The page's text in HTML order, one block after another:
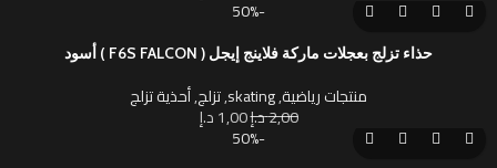
-50%
حذاء تزلج بعجلات ماركة فلاينج إيجل ( F6S FALCON ) أسود
منتجات رياضية,
skating
,تزلج,أحذية تزلج
2,00د.إ1,00د.إ
-50%